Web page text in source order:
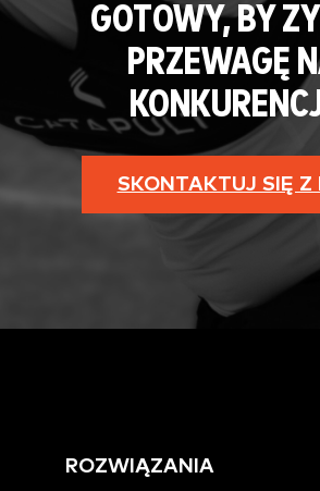
GOTOWY, BY
PRZEWAGĘ
SKONTAKTUJ SIĘ Z
ROZWIĄZANIA